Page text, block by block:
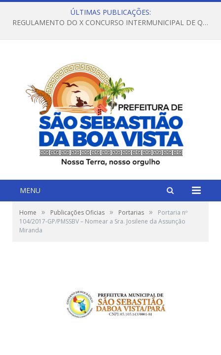
ÚLTIMAS PUBLICAÇÕES:
REGULAMENTO DO X CONCURSO INTERMUNICIPAL DE QUADRILHAS JUNINAS – 2026 – ARRAIÁ DA VENEZA
MENU
Home » Publicações Oficias » Portarias »
Portaria nº
104/2017-GP/PMSSBV – Nomear a Sra. Josilene da Assunção
Miranda